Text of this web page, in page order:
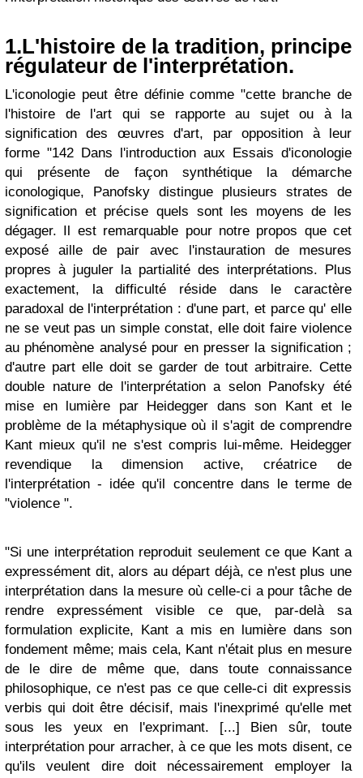
1.L'histoire de la tradition, principe
régulateur de l'interprétation.
L'iconologie peut être définie comme "cette branche de
l'histoire de l'art qui se rapporte au sujet ou à la
signification des œuvres d'art, par opposition à leur
forme "142 Dans l'introduction aux Essais d'iconologie
qui présente de façon synthétique la démarche
iconologique, Panofsky distingue plusieurs strates de
signification et précise quels sont les moyens de les
dégager. Il est remarquable pour notre propos que cet
exposé aille de pair avec l'instauration de mesures
propres à juguler la partialité des interprétations. Plus
exactement, la difficulté réside dans le caractère
paradoxal de l'interprétation : d'une part, et parce qu' elle
ne se veut pas un simple constat, elle doit faire violence
au phénomène analysé pour en presser la signification ;
d'autre part elle doit se garder de tout arbitraire. Cette
double nature de l'interprétation a selon Panofsky été
mise en lumière par Heidegger dans son Kant et le
problème de la métaphysique où il s'agit de comprendre
Kant mieux qu'il ne s'est compris lui-même. Heidegger
revendique la dimension active, créatrice de
l'interprétation - idée qu'il concentre dans le terme de
"violence ".
"Si une interprétation reproduit seulement ce que Kant a
expressément dit, alors au départ déjà, ce n'est plus une
interprétation dans la mesure où celle-ci a pour tâche de
rendre expressément visible ce que, par-delà sa
formulation explicite, Kant a mis en lumière dans son
fondement même; mais cela, Kant n'était plus en mesure
de le dire de même que, dans toute connaissance
philosophique, ce n'est pas ce que celle-ci dit expressis
verbis qui doit être décisif, mais l'inexprimé qu'elle met
sous les yeux en l'exprimant. [...] Bien sûr, toute
interprétation pour arracher, à ce que les mots disent, ce
qu'ils veulent dire doit nécessairement employer la